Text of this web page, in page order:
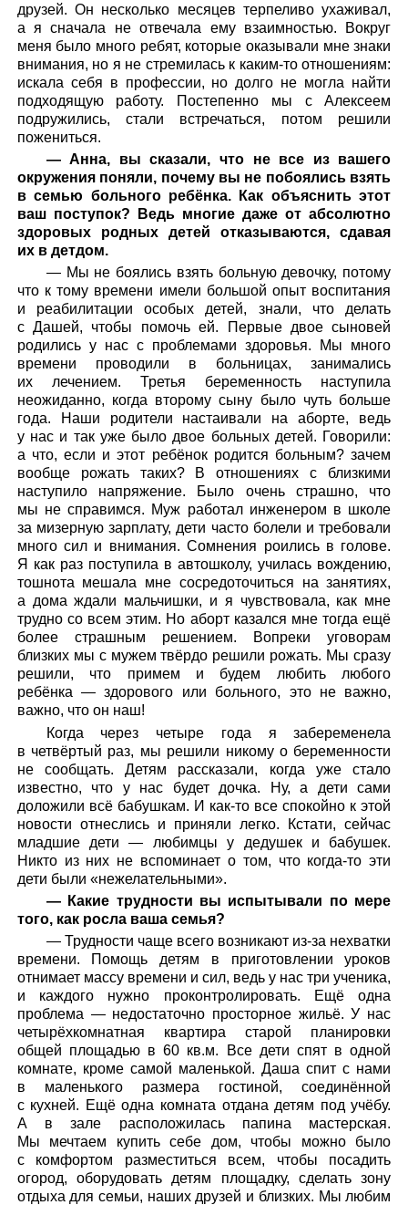
друзей. Он несколько месяцев терпеливо ухаживал,
а я сначала не отвечала ему взаимностью. Вокруг
меня было много ребят, которые оказывали мне знаки
внимания, но я не стремилась к каким-то отношениям:
искала себя в профессии, но долго не могла найти
подходящую работу. Постепенно мы с Алексеем
подружились, стали встречаться, потом решили
пожениться.
— Анна, вы сказали, что не все из вашего
окружения поняли, почему вы не побоялись взять
в семью больного ребёнка. Как объяснить этот
ваш поступок? Ведь многие даже от абсолютно
здоровых родных детей отказываются, сдавая
их в детдом.
— Мы не боялись взять больную девочку, потому
что к тому времени имели большой опыт воспитания
и реабилитации особых детей, знали, что делать
с Дашей, чтобы помочь ей. Первые двое сыновей
родились у нас с проблемами здоровья. Мы много
времени проводили в больницах, занимались
их лечением. Третья беременность наступила
неожиданно, когда второму сыну было чуть больше
года. Наши родители настаивали на аборте, ведь
у нас и так уже было двое больных детей. Говорили:
а что, если и этот ребёнок родится больным? зачем
вообще рожать таких? В отношениях с близкими
наступило напряжение. Было очень страшно, что
мы не справимся. Муж работал инженером в школе
за мизерную зарплату, дети часто болели и требовали
много сил и внимания. Сомнения роились в голове.
Я как раз поступила в автошколу, училась вождению,
тошнота мешала мне сосредоточиться на занятиях,
а дома ждали мальчишки, и я чувствовала, как мне
трудно со всем этим. Но аборт казался мне тогда ещё
более страшным решением. Вопреки уговорам
близких мы с мужем твёрдо решили рожать. Мы сразу
решили, что примем и будем любить любого
ребёнка — здорового или больного, это не важно,
важно, что он наш!
Когда через четыре года я забеременела
в четвёртый раз, мы решили никому о беременности
не сообщать. Детям рассказали, когда уже стало
известно, что у нас будет дочка. Ну, а дети сами
доложили всё бабушкам. И как-то все спокойно к этой
новости отнеслись и приняли легко. Кстати, сейчас
младшие дети — любимцы у дедушек и бабушек.
Никто из них не вспоминает о том, что когда-то эти
дети были «нежелательными».
— Какие трудности вы испытывали по мере
того, как росла ваша семья?
— Трудности чаще всего возникают из-за нехватки
времени. Помощь детям в приготовлении уроков
отнимает массу времени и сил, ведь у нас три ученика,
и каждого нужно проконтролировать. Ещё одна
проблема — недостаточно просторное жильё. У нас
четырёхкомнатная квартира старой планировки
общей площадью в 60 кв.м. Все дети спят в одной
комнате, кроме самой маленькой. Даша спит с нами
в маленького размера гостиной, соединённой
с кухней. Ещё одна комната отдана детям под учёбу.
А в зале расположилась папина мастерская.
Мы мечтаем купить себе дом, чтобы можно было
с комфортом разместиться всем, чтобы посадить
огород, оборудовать детям площадку, сделать зону
отдыха для семьи, наших друзей и близких. Мы любим